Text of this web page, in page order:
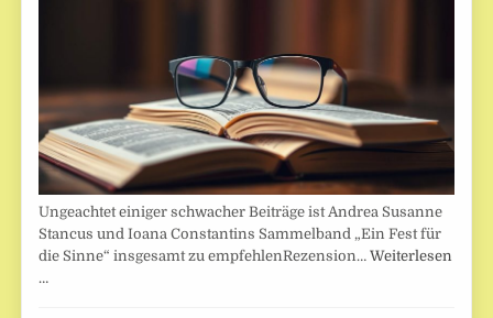
Ungeachtet einiger schwacher Beiträge ist Andrea Susanne
Stancus und Ioana Constantins Sammelband „Ein Fest für
die Sinne“ insgesamt zu empfehlenRezension…Weiterlesen
…